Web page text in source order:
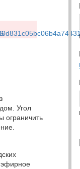
Угол
ограничить